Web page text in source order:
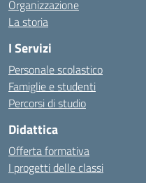
Organizzazione
La storia
I Servizi
Personale scolastico
Famiglie e studenti
Percorsi di studio
Didattica
Offerta formativa
I progetti delle classi